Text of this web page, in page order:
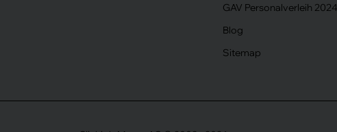
GAV Personalverleih 2024
Blog
Sitemap